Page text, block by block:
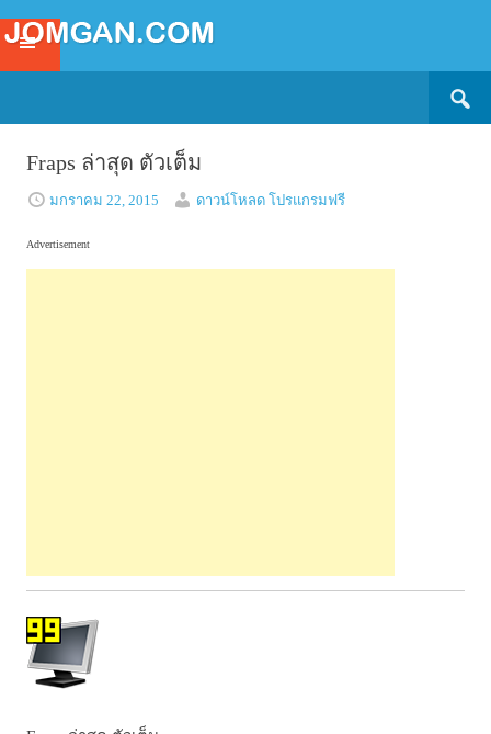
Fraps ล่าสุด ตัวเต็ม
มกราคม 22, 2015 ดาวน์โหลด โปรแกรมฟรี
Advertisement